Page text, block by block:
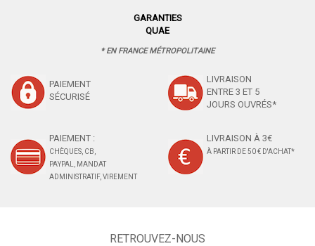
GARANTIES
QUAE
* EN FRANCE MÉTROPOLITAINE
PAIEMENT
SÉCURISÉ
LIVRAISON
ENTRE 3 ET 5
JOURS OUVRÉS*
PAIEMENT :
CHÈQUES, CB,
PAYPAL, MANDAT
ADMINISTRATIF, VIREMENT
LIVRAISON À 3€
À PARTIR DE 50 € D'ACHAT*
RETROUVEZ-NOUS